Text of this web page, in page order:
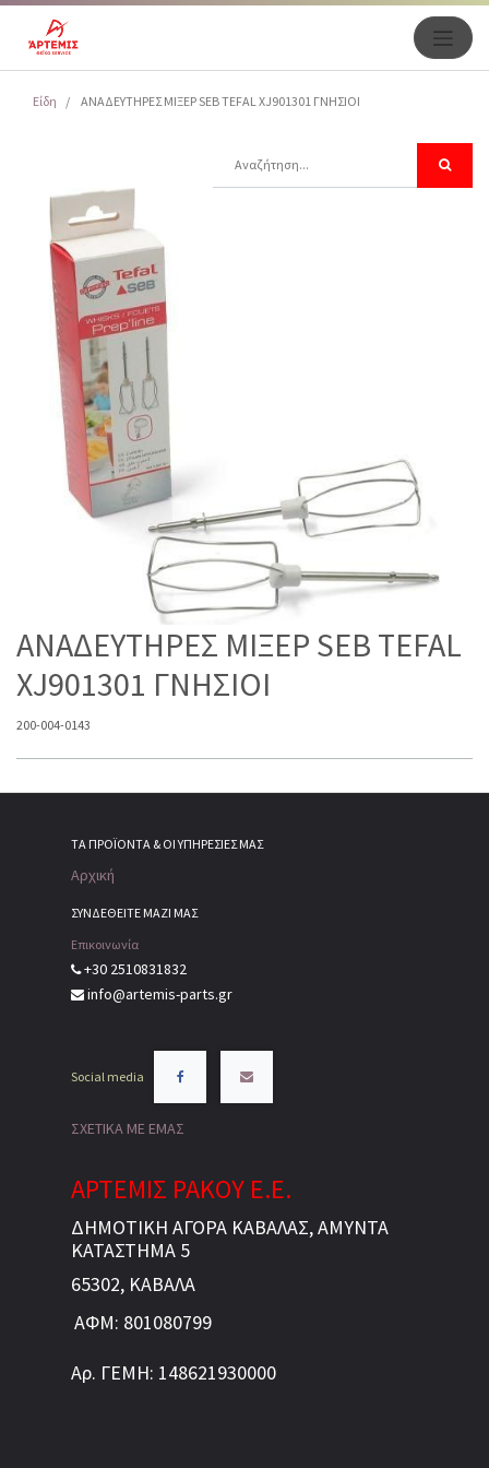
Είδη ΑΝΑΔΕΥΤΗΡΕΣ ΜΙΞΕΡ SEB TEFAL XJ901301 ΓΝΗΣΙΟΙ
ΑΝΑΔΕΥΤΗΡΕΣ ΜΙΞΕΡ SEB TEFAL
XJ901301 ΓΝΗΣΙΟΙ
200-004-0143
ΤΑ ΠΡΟΪΌΝΤΑ & ΟΙ ΥΠΗΡΕΣΊΕΣ ΜΑΣ
Αρχική
ΣΥΝΔΕΘΕΙΤΕ ΜΑΖΙ ΜΑΣ
Επικοινωνία
+30 2510831832
info@artemis-parts.gr
Social media
ΣΧΕΤΙΚΑ ΜΕ ΕΜΑΣ
ΑΡΤΕΜΙΣ ΡΑΚΟΥ Ε.Ε.
ΔΗΜΟΤΙΚΗ ΑΓΟΡΑ ΚΑΒΑΛΑΣ, ΑΜΥΝΤΑ
ΚΑΤΑΣΤΗΜΑ 5
65302, ΚΑΒΑΛΑ
ΑΦΜ: 801080799
Αρ. ΓΕΜΗ: 148621930000